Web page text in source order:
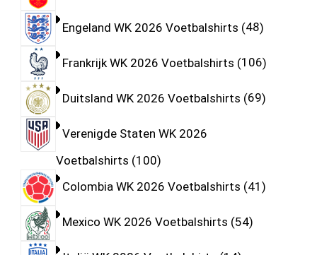
Engeland WK 2026 Voetbalshirts 48
Frankrijk WK 2026 Voetbalshirts 106
Duitsland WK 2026 Voetbalshirts 69
Verenigde Staten WK 2026
Voetbalshirts 100
Colombia WK 2026 Voetbalshirts 41
Mexico WK 2026 Voetbalshirts 54